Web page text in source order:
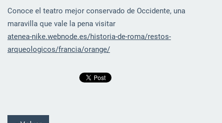
Conoce el teatro mejor conservado de Occidente, una
maravilla que vale la pena visitar
atenea-nike.webnode.es/historia-de-roma/restos-
arqueologicos/francia/orange/